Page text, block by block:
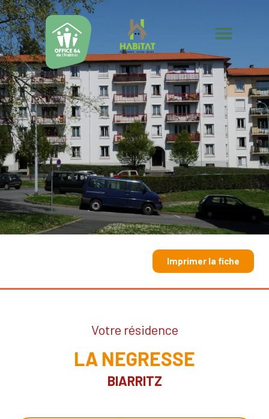
Imprimer la fiche
Votre résidence
LA NEGRESSE
BIARRITZ